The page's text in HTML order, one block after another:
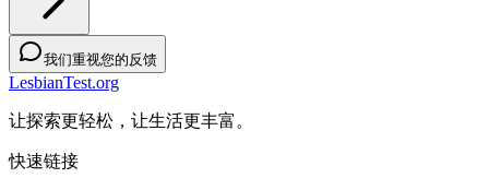
我们重视您的反馈
LesbianTest.org
让探索更轻松，让生活更丰富。
快速链接